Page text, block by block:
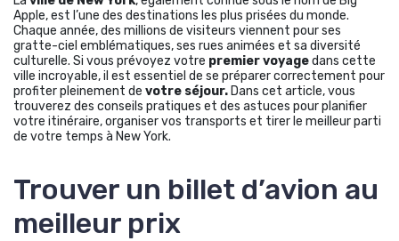
Apple, est l’une des destinations les plus prisées du monde.
Chaque année, des millions de visiteurs viennent pour ses
gratte-ciel emblématiques, ses rues animées et sa diversité
culturelle. Si vous prévoyez votre premier voyagedans cette
ville incroyable, il est essentiel de se préparer correctement pour
profiter pleinement de votre séjour. Dans cet article, vous
trouverez des conseils pratiques et des astuces pour planifier
votre itinéraire, organiser vos transports et tirer le meilleur parti
de votre temps à New York.
Trouver un billet d’avion au
meilleur prix